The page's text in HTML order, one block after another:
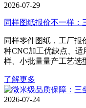
2026-07-29
同样图纸报价不一样：
同样零件图纸，工厂报
种CNC加工优缺点、
样、小批量量产工艺选
了解更多
2026-07-24